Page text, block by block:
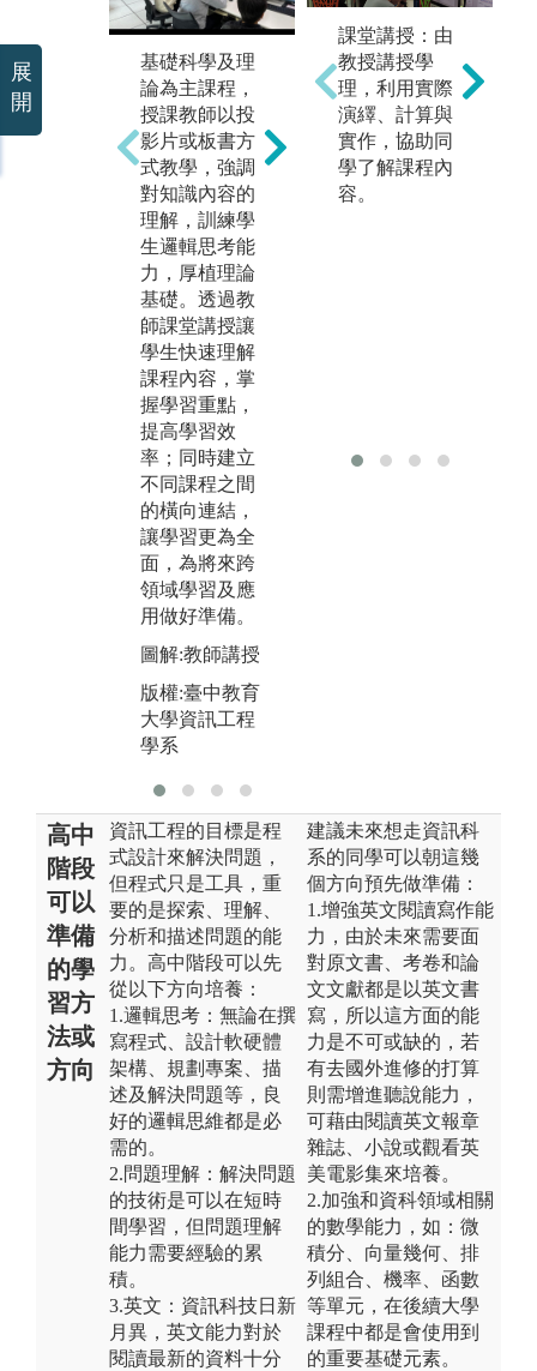
基礎科學及理
論為主課程，
授課教師以投
影片或板書方
式教學，強調
對知識內容的
理解，訓練學
生邏輯思考能
力，厚植理論
基礎。透過教
師課堂講授讓
學生快速理解
課程內容，掌
握學習重點，
提高學習效
率；同時建立
不同課程之間
的橫向連結，
讓學習更為全
面，為將來跨
領域學習及應
用做好準備。
圖解:教師講授
版權:臺中教育
大學資訊工程
學系
程式設計相關
及理論實務並
重課程，除了
課堂講授之
外，也結合分
組方式進行專
題討論或程式
強化知識的吸
課堂講授：由
教授講授學
理，利用實際
演繹、計算與
實作，協助同
學了解課程內
容。
高中
階段
可以
準備
的學
習方
法或
方向
資訊工程的目標是程
式設計來解決問題，
但程式只是工具，重
要的是探索、理解、
分析和描述問題的能
力。高中階段可以先
從以下方向培養：
1.邏輯思考：無論在撰
寫程式、設計軟硬體
架構、規劃專案、描
述及解決問題等，良
好的邏輯思維都是必
需的。
2.問題理解：解決問題
的技術是可以在短時
間學習，但問題理解
能力需要經驗的累
積。
3.英文：資訊科技日新
月異，英文能力對於
閱讀最新的資料十分
建議未來想走資訊科
系的同學可以朝這幾
個方向預先做準備：
1.增強英文閱讀寫作能
力，由於未來需要面
對原文書、考卷和論
文文獻都是以英文書
寫，所以這方面的能
力是不可或缺的，若
有去國外進修的打算
則需增進聽說能力，
可藉由閱讀英文報章
雜誌、小說或觀看英
美電影集來培養。
2.加強和資科領域相關
的數學能力，如：微
積分、向量幾何、排
列組合、機率、函數
等單元，在後續大學
課程中都是會使用到
的重要基礎元素。
展
開